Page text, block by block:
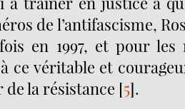
de l’antifascisme,
en 1997, et pour les
ce véritable et
de la résistance [5].